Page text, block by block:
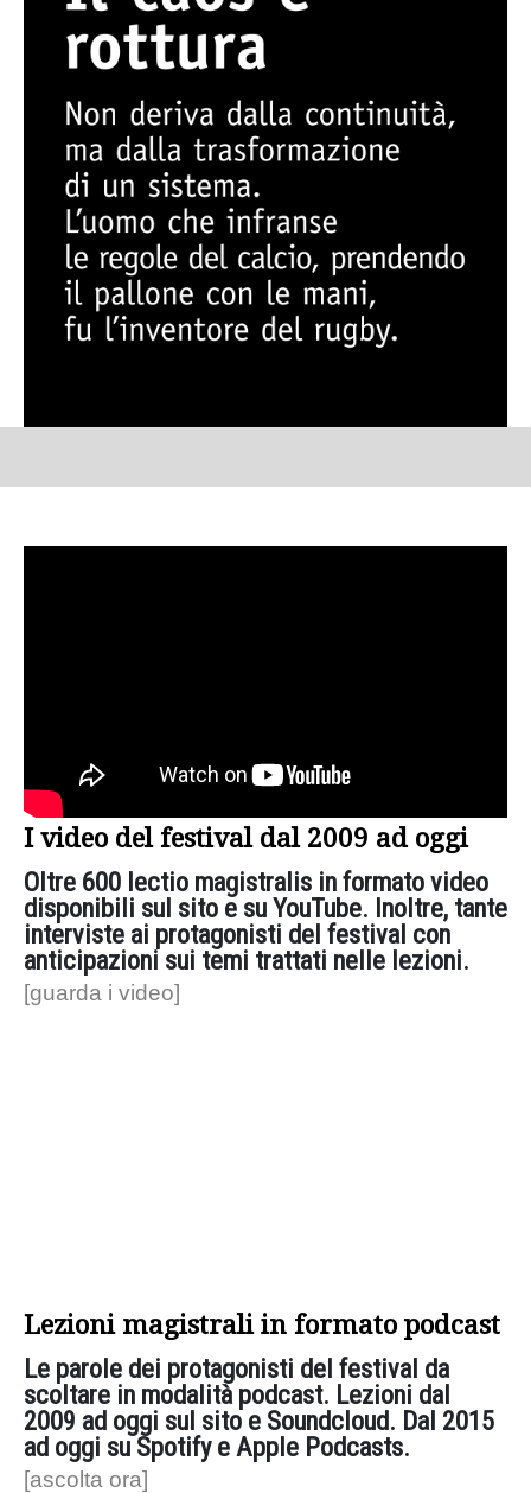
I video del festival dal 2009 ad oggi
Oltre 600 lectio magistralis in formato video
disponibili sul sito e su YouTube. Inoltre, tante
interviste ai protagonisti del festival con
anticipazioni sui temi trattati nelle lezioni.
[guarda i video]
Lezioni magistrali in formato podcast
Le parole dei protagonisti del festival da
scoltare in modalità podcast. Lezioni dal
2009 ad oggi sul sito e Soundcloud. Dal 2015
ad oggi su Spotify e Apple Podcasts.
[ascolta ora]